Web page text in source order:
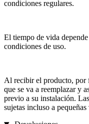
condiciones regulares.
El tiempo de vida
condiciones de uso.
Al recibir el producto, por
que se va a reemplazar y
previo a su instalación.
sujetas incluso a pequeñas